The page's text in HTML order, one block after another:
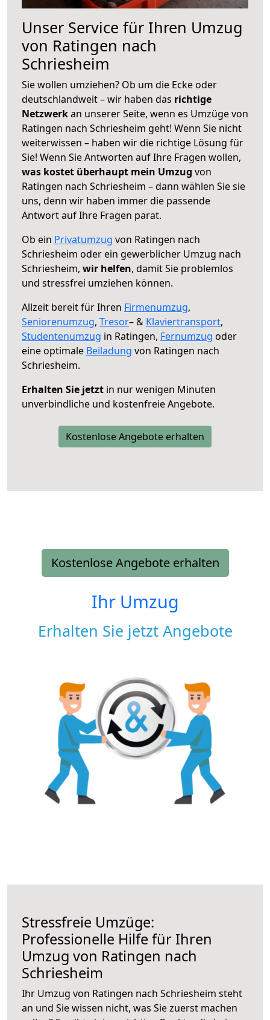
Unser Service für Ihren Umzug
von Ratingen nach
Schriesheim
Sie wollen umziehen? Ob um die Ecke oder
deutschlandweit – wir haben das richtige
Netzwerkan unserer Seite, wenn es Umzüge von
Ratingen nach Schriesheim geht! Wenn Sie nicht
weiterwissen – haben wir die richtige Lösung für
Sie! Wenn Sie Antworten auf Ihre Fragen wollen,
was kostet überhaupt mein Umzug von
Ratingen nach Schriesheim – dann wählen Sie sie
uns, denn wir haben immer die passende
Antwort auf Ihre Fragen parat.
Ob ein Privatumzug von Ratingen nach
Schriesheim oder ein gewerblicher Umzug nach
Schriesheim, wir helfen, damit Sie problemlos
und stressfrei umziehen können.
Allzeit bereit für Ihren Firmenumzug,
Seniorenumzug, Tresor– & Klaviertransport,
Studentenumzug in Ratingen, Fernumzug oder
eine optimale Beiladung von Ratingen nach
Schriesheim.
Erhalten Sie jetzt in nur wenigen Minuten
unverbindliche und kostenfreie Angebote.
Kostenlose Angebote erhalten
Kostenlose Angebote erhalten
Ihr Umzug
Erhalten Sie jetzt Angebote
Stressfreie Umzüge:
Professionelle Hilfe für Ihren
Umzug von Ratingen nach
Schriesheim
Ihr Umzug von Ratingen nach Schriesheim steht
an und Sie wissen nicht, was Sie zuerst machen